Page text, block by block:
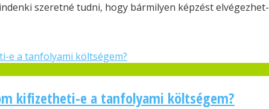
szeretné tudni, hogy bármilyen képzést
kifizetheti-e a tanfolyami költségem?